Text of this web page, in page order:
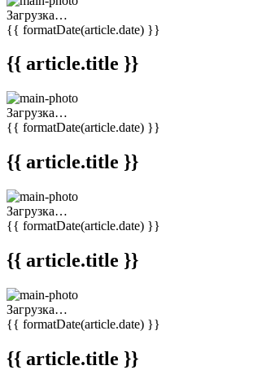
Загрузка…
{{ formatDate(article.date) }}
{{ article.title }}
Загрузка…
{{ formatDate(article.date) }}
{{ article.title }}
Загрузка…
{{ formatDate(article.date) }}
{{ article.title }}
Загрузка…
{{ formatDate(article.date) }}
{{ article.title }}